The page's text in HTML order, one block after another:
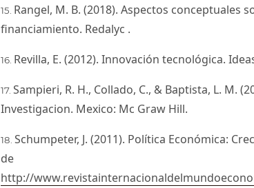
Rangel, M. B. (2018). Aspectos conceptuales
financiamiento. Redalyc .
Revilla, E. (2012). Innovación tecnológica.
Sampieri, R. H., Collado, C., & Baptista, L. M.
Investigacion. Mexico: Mc Graw Hill.
Schumpeter, J. (2011). Política Económica:
de
http://